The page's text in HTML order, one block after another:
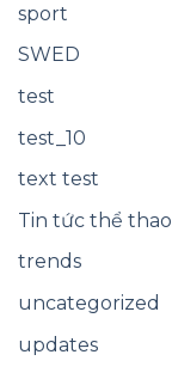
sport
SWED
test
test_10
text test
Tin tức thể thao
trends
uncategorized
updates